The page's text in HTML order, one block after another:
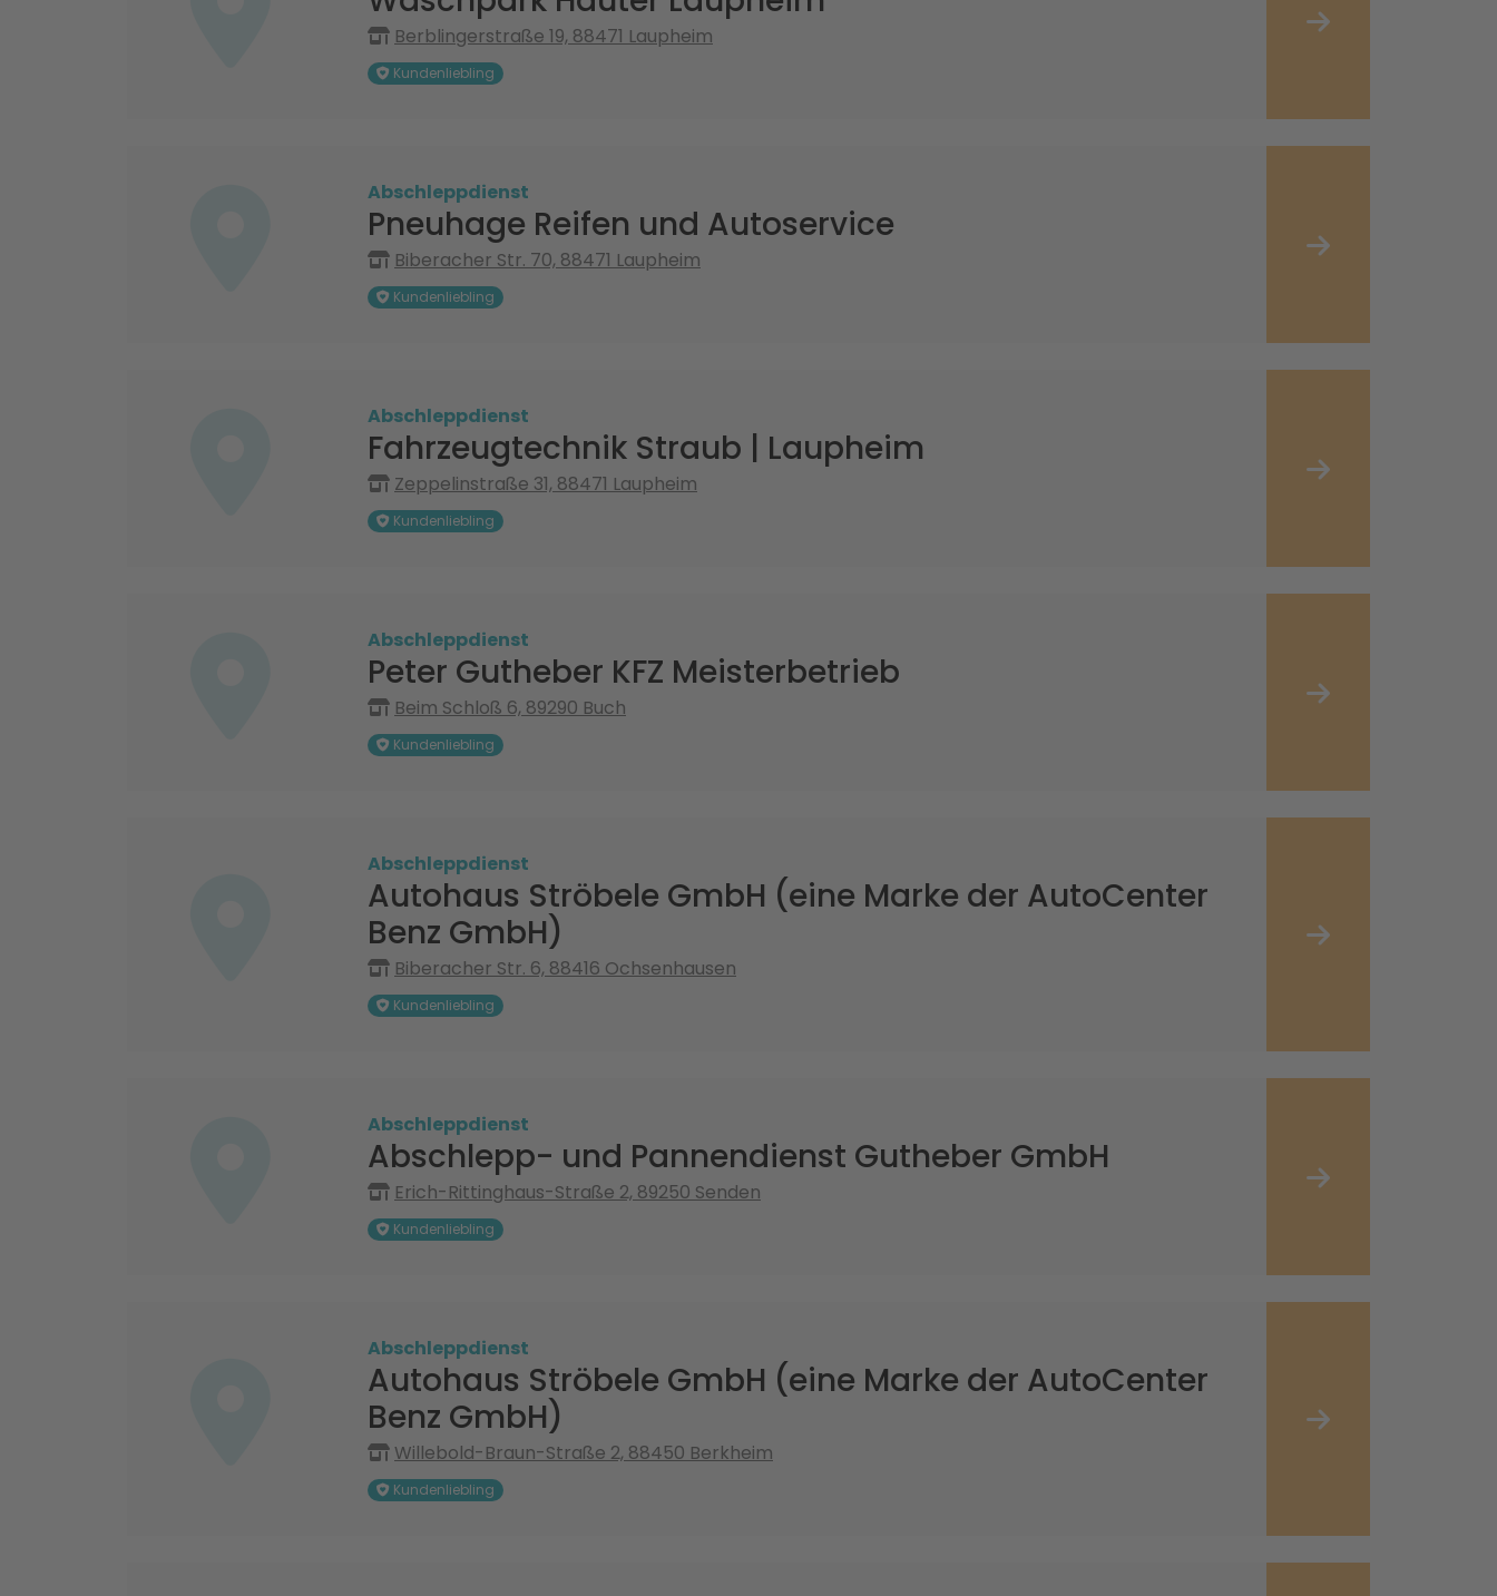
Berblingerstraße 19, 88471 Laupheim
Kundenliebling
Abschleppdienst
Pneuhage Reifen und Autoservice
Biberacher Str. 70, 88471 Laupheim
Kundenliebling
Abschleppdienst
Fahrzeugtechnik Straub | Laupheim
Zeppelinstraße 31, 88471 Laupheim
Kundenliebling
Abschleppdienst
Peter Gutheber KFZ Meisterbetrieb
Beim Schloß 6, 89290 Buch
Kundenliebling
Abschleppdienst
Autohaus Ströbele GmbH (eine Marke der AutoCenter
Benz GmbH)
Biberacher Str. 6, 88416 Ochsenhausen
Kundenliebling
Abschleppdienst
Abschlepp- und Pannendienst Gutheber GmbH
Erich-Rittinghaus-Straße 2, 89250 Senden
Kundenliebling
Abschleppdienst
Autohaus Ströbele GmbH (eine Marke der AutoCenter
Benz GmbH)
Willebold-Braun-Straße 2, 88450 Berkheim
Kundenliebling